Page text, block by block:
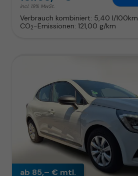
incl. 19% MwSt.
Verbrauch kombiniert: 5,40 l/100km
CO2-Emissionen: 121,00 g/km
ab 85,– € mtl.